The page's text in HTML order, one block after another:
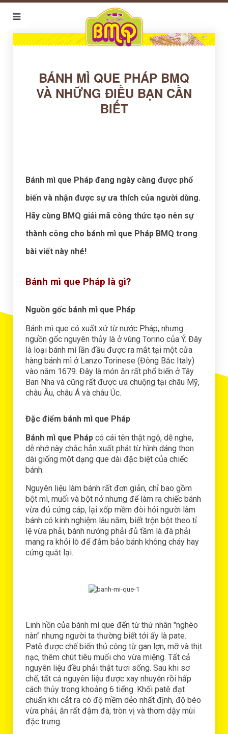
BÁNH MÌ QUE PHÁP BMQ
VÀ NHỮNG ĐIỀU BẠN CẦN
BIẾT
Bánh mì que Pháp đang ngày càng được phổ
biến và nhận được sự ưa thích của người dùng.
Hãy cùng BMQ giải mã công thức tạo nên sự
thành công cho bánh mì que Pháp BMQ trong
bài viết này nhé!
Bánh mì que Pháp là gì?
Nguồn gốc bánh mì que Pháp
Bánh mì que có xuất xứ từ nước Pháp, nhưng
nguồn gốc nguyên thủy là ở vùng Torino của Ý. Đây
là loại bánh mì lần đầu được ra mắt tại một cửa
hàng bánh mì ở Lanzo Torinese (Đông Bắc Italy)
vào năm 1679. Đây là món ăn rất phổ biến ở Tây
Ban Nha và cũng rất được ưa chuộng tại châu Mỹ,
châu Âu, châu Á và châu Úc.
Đặc điểm bánh mì que Pháp
Bánh mì que Pháp có cái tên thật ngộ, dễ nghe,
dễ nhớ này chắc hẳn xuất phát từ hình dáng thon
dài giống một dạng que dài đặc biệt của chiếc
bánh.
Nguyên liệu làm bánh rất đơn giản, chỉ bao gồm
bột mì, muối và bột nở nhưng để làm ra chiếc bánh
vừa đủ cứng cáp, lại xốp mềm đòi hỏi người làm
bánh có kinh nghiệm lâu năm, biết trộn bột theo tỉ
lệ vừa phải, bánh nướng phải đủ tầm là đã phải
mang ra khỏi lò để đảm bảo bánh không cháy hay
cứng quắt lại.
Linh hồn của bánh mì que đến từ thứ nhân "nghèo
nàn" nhưng người ta thường biết tới ấy là pate.
Patê được chế biến thủ công từ gan lợn, mỡ và thịt
nạc, thêm chút tiêu muối cho vừa miệng. Tất cả
nguyên liệu đều phải thật tươi sống. Sau khi sơ
chế, tất cả nguyên liệu được xay nhuyễn rồi hấp
cách thủy trong khoảng 6 tiếng. Khối patê đạt
chuẩn khi cắt ra có độ mềm dẻo nhất định, độ béo
vừa phải, ăn rất đậm đà, tròn vị và thơm dậy mùi
đặc trưng.